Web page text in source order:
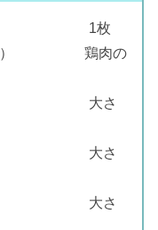
1枚
前後） 鶏肉の
さ
さ
さ